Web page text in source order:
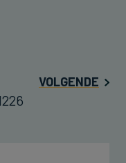
VOLGENDE